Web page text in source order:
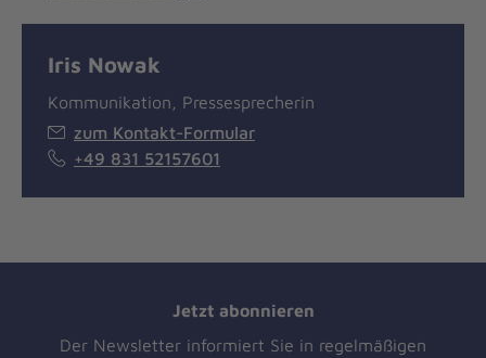
Iris Nowak
Kommunikation, Pressesprecherin
zum Kontakt-Formular
+49 831 52157601
Jetzt abonnieren
Der Newsletter informiert Sie in regelmäßigen